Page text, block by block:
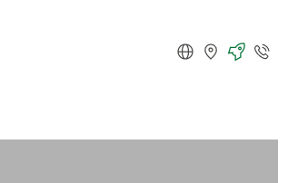
Deutsch
Standorte
KarriereKontakt